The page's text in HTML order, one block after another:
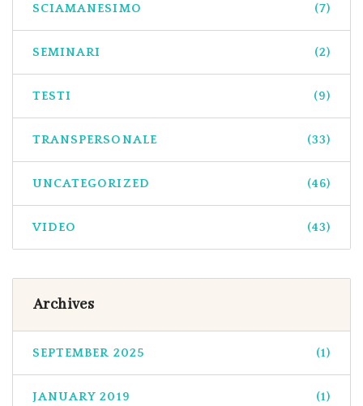
SCIAMANESIMO (7)
SEMINARI (2)
TESTI (9)
TRANSPERSONALE (33)
UNCATEGORIZED (46)
VIDEO (43)
Archives
SEPTEMBER 2025 (1)
JANUARY 2019 (1)